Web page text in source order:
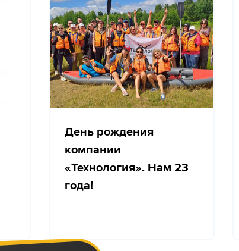
День рождения
компании
«Технология». Нам 23
года!